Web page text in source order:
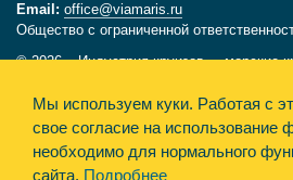
Email: office@viamaris.ru
Общество с ограниченной
© 2026, «Индустрия круизов» - морские
разрешения компании «Индустрия
размещённая на сайте, несёт
офертой.
Политика конфиденциальности
Мы используем куки. Работая с
свое согласие на использование
необходимо для нормального
сайта. Подробнее